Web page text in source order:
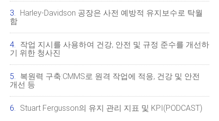
Harley-Davidson 공장은 사전 예방적 유지보수로 탁월
함
작업 지시를 사용하여 건강, 안전 및 규정 준수를 개선하
기 위한 청사진
복원력 구축:CMMS로 원격 작업에 적응, 건강 및 안전
개선 등
Stuart Fergusson의 유지 관리 지표 및 KPI(PODCAST)